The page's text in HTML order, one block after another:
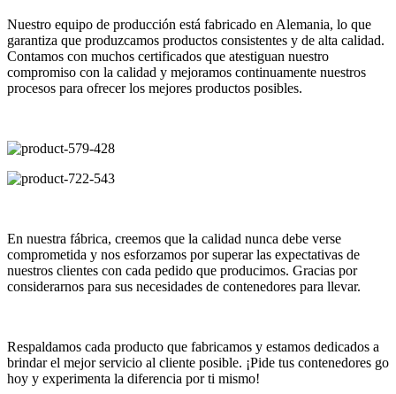
Nuestro equipo de producción está fabricado en Alemania, lo que
garantiza que produzcamos productos consistentes y de alta calidad.
Contamos con muchos certificados que atestiguan nuestro
compromiso con la calidad y mejoramos continuamente nuestros
procesos para ofrecer los mejores productos posibles.
En nuestra fábrica, creemos que la calidad nunca debe verse
comprometida y nos esforzamos por superar las expectativas de
nuestros clientes con cada pedido que producimos. Gracias por
considerarnos para sus necesidades de contenedores para llevar.
Respaldamos cada producto que fabricamos y estamos dedicados a
brindar el mejor servicio al cliente posible. ¡Pide tus contenedores go
hoy y experimenta la diferencia por ti mismo!